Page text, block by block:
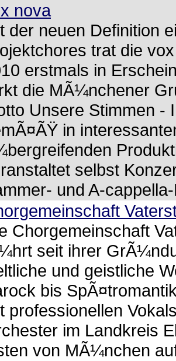
nova
der neuen Definition
trat die
erstmals in
die MÃ¼nchener
Unsere Stimmen -
in
selbst
und A-
Chorgemeinschaft
seit ihrer
und geistliche
bis
professionellen
im Landkreis
von MÃ¼nchen